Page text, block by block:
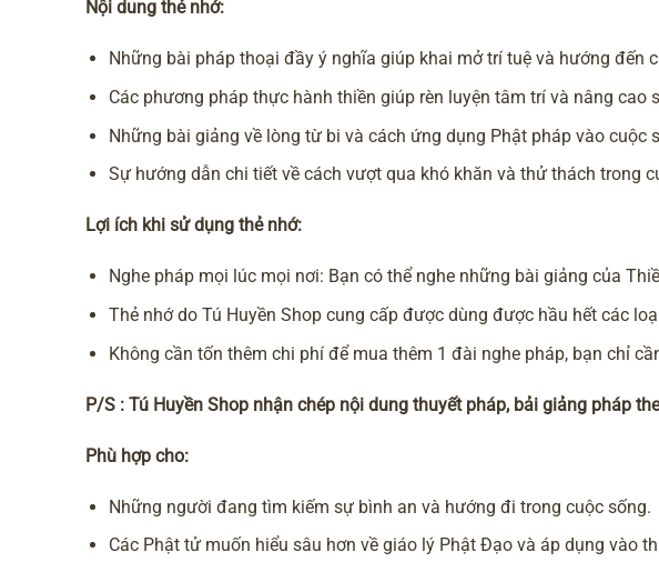
Nội dung thẻ nhớ:
Những bài pháp thoại đầy ý nghĩa giúp khai mở trí tuệ và hướng đến
Các phương pháp thực hành thiền giúp rèn luyện tâm trí và nâng cao
Những bài giảng về lòng từ bi và cách ứng dụng Phật pháp vào cuộc
Sự hướng dẫn chi tiết về cách vượt qua khó khăn và thử thách trong
Lợi ích khi sử dụng thẻ nhớ:
Nghe pháp mọi lúc mọi nơi: Bạn có thể nghe những bài giảng của
Thẻ nhớ do Tú Huyền Shop cung cấp được dùng được hầu hết các
Không cần tốn thêm chi phí để mua thêm 1 đài nghe pháp, bạn chỉ
P/S : Tú Huyền Shop nhận chép nội dung thuyết pháp, bải giảng pháp
Phù hợp cho:
Những người đang tìm kiếm sự bình an và hướng đi trong cuộc sống.
Các Phật tử muốn hiểu sâu hơn về giáo lý Phật Đạo và áp dụng vào